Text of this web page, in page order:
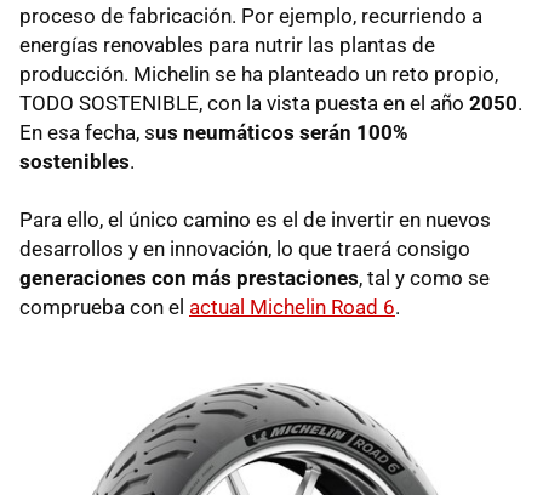
proceso de fabricación. Por ejemplo, recurriendo a
energías renovables para nutrir las plantas de
producción. Michelin se ha planteado un reto propio,
TODO SOSTENIBLE, con la vista puesta en el año 2050.
En esa fecha, sus neumáticos serán 100%
sostenibles.
Para ello, el único camino es el de invertir en nuevos
desarrollos y en innovación, lo que traerá consigo
generaciones con más prestaciones, tal y como se
comprueba con el actual Michelin Road 6.